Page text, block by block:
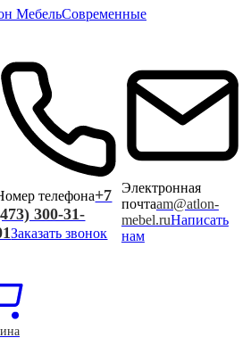
Современные
телефона+7
300-31-
Заказать звонок
Электронная
почтаam@atlon-
mebel.ruНаписать
нам